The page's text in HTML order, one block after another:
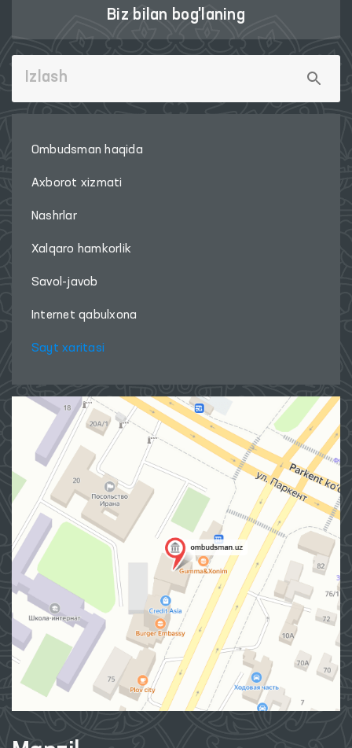
Biz bilan bog'laning
Ombudsman haqida
Axborot xizmati
Nashrlar
Xalqaro hamkorlik
Savol-javob
Internet qabulxona
Sayt xaritasi